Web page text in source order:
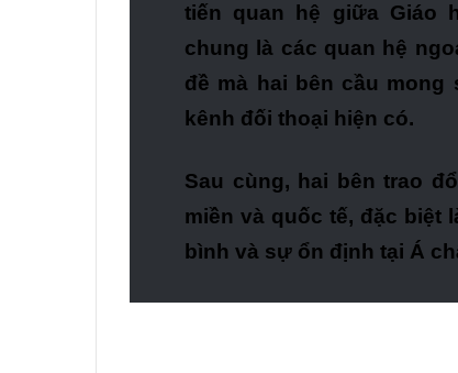
tiến quan hệ giữa Giáo
chung là các quan hệ
đề mà hai bên cầu
kênh đối thoại hiện có.
Sau cùng, hai bên trao
miền và quốc tế, đặc biệt
bình và sự ổn định tại Á